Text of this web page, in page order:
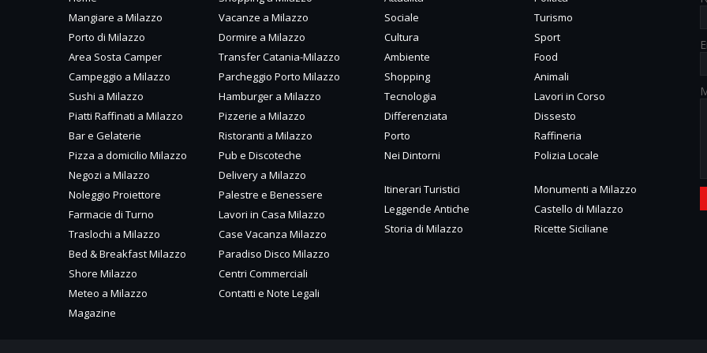
Mangiare a Milazzo
Vacanze a Milazzo
Porto di Milazzo
Dormire a Milazzo
Area Sosta Camper
Transfer Catania-Milazzo
Campeggio a Milazzo
Parcheggio Porto Milazzo
Sushi a Milazzo
Hamburger a Milazzo
Piatti Raffinati a Milazzo
Pizzerie a Milazzo
Bar e Gelaterie
Ristoranti a Milazzo
Pizza a domicilio Milazzo
Pub e Discoteche
Negozi a Milazzo
Delivery a Milazzo
Noleggio Proiettore
Palestre e Benessere
Farmacie di Turno
Lavori in Casa Milazzo
Traslochi a Milazzo
Case Vacanza Milazzo
Bed & Breakfast Milazzo
Paradiso Disco Milazzo
Shore Milazzo
Centri Commerciali
Meteo a Milazzo
Contatti e Note Legali
Magazine
Sociale
Turismo
Cultura
Sport
Ambiente
Food
Shopping
Animali
Tecnologia
Lavori in Corso
Differenziata
Dissesto
Porto
Raffineria
Nei Dintorni
Polizia Locale
Itinerari Turistici
Monumenti a Milazzo
Leggende Antiche
Castello di Milazzo
Storia di Milazzo
Ricette Siciliane